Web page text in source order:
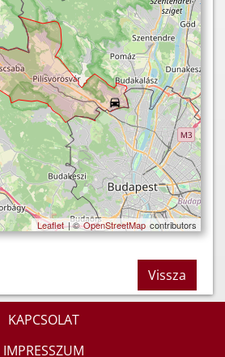
Leaflet| ©OpenStreetMap contributors
Vissza
KAPCSOLAT
IMPRESSZUM